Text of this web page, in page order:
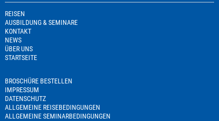
REISEN
AUSBILDUNG & SEMINARE
KONTAKT
NEWS
ÜBER UNS
STARTSEITE
BROSCHÜRE BESTELLEN
IMPRESSUM
DATENSCHUTZ
ALLGEMEINE REISEBEDINGUNGEN
ALLGEMEINE SEMINARBEDINGUNGEN